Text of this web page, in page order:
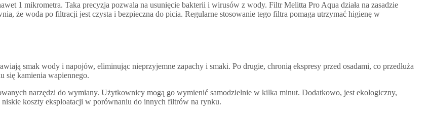
1 mikrometra. Taka precyzja pozwala na usunięcie bakterii i wirusów z wody. Filtr Melitta Pro Aqua działa na zasadzie
że woda po filtracji jest czysta i bezpieczna do picia. Regularne stosowanie tego filtra pomaga utrzymać higienę w
smak wody i napojów, eliminując nieprzyjemne zapachy i smaki. Po drugie, chronią ekspresy przed osadami, co przedłuża
się kamienia wapiennego.
narzędzi do wymiany. Użytkownicy mogą go wymienić samodzielnie w kilka minut. Dodatkowo, jest ekologiczny,
koszty eksploatacji w porównaniu do innych filtrów na rynku.